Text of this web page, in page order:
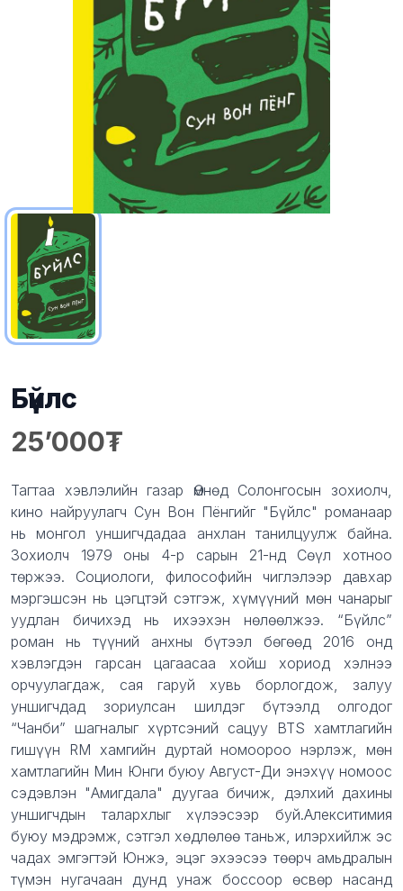
Бүйлс
Product information
25’000
Description
Тагтаа хэвлэлийн газар Өмнөд Солонгосын зохиолч,
кино найруулагч Сун Вон Пёнгийг "Бүйлс" романаар
нь монгол уншигчдадаа анхлан танилцуулж байна.
Зохиолч 1979 оны 4-р сарын 21-нд Сөүл хотноо
төржээ. Социологи, философийн чиглэлээр давхар
мэргэшсэн нь цэгцтэй сэтгэж, хүмүүний мөн чанарыг
уудлан бичихэд нь ихээхэн нөлөөлжээ. “Бүйлс”
роман нь түүний анхны бүтээл бөгөөд 2016 онд
хэвлэгдэн гарсан цагаасаа хойш хориод хэлнээ
орчуулагдаж, сая гаруй хувь борлогдож, залуу
уншигчдад зориулсан шилдэг бүтээлд олгодог
“Чанби” шагналыг хүртсэний сацуу BTS хамтлагийн
гишүүн RM хамгийн дуртай номоороо нэрлэж, мөн
хамтлагийн Мин Юнги буюу Август-Ди энэхүү номоос
сэдэвлэн "Амигдала" дуугаа бичиж, дэлхий дахины
уншигчдын талархлыг хүлээсээр буй.Алекситимия
буюу мэдрэмж, сэтгэл хөдлөлөө таньж, илэрхийлж эс
чадах эмгэгтэй Юнжэ, эцэг эхээсээ төөрч амьдралын
түмэн нугачаан дунд унаж боссоор өсвөр насанд